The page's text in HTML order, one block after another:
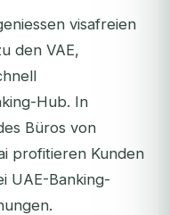
visafreien
den VAE,
Hub. In
Büros von
profitieren Kunden
UAE-Banking-